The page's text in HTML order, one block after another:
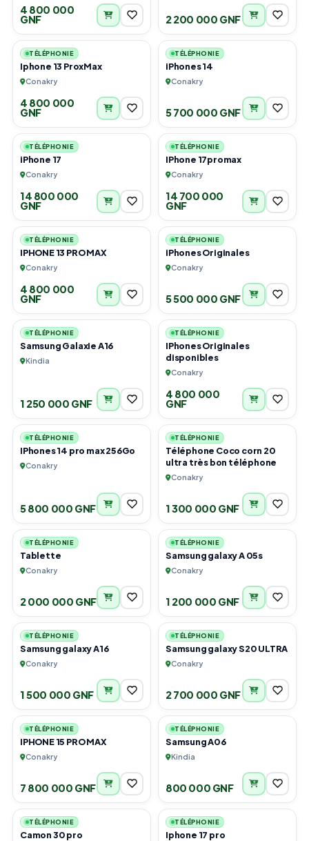
4 800 000
GNF 2 200 000 GNF
1
TÉLÉPHONIE
Iphone 13 ProxMax
Conakry
4 800 000
GNF
2
TÉLÉPHONIE
iPhones 14
Conakry
5 700 000 GNF
2
TÉLÉPHONIE
iPhone 17
Conakry
14 800 000
GNF
1
TÉLÉPHONIE
IPhone 17promax
Conakry
14 700 000
GNF
1
TÉLÉPHONIE
IPHONE 13 PRO MAX
Conakry
4 800 000
GNF
5
TÉLÉPHONIE
iPhones Originales
Conakry
5 500 000 GNF
2
TÉLÉPHONIE
Samsung Galaxie A16
Kindia
1 250 000 GNF
2
TÉLÉPHONIE
IPhones Originales
disponibles
Conakry
4 800 000
GNF
4
TÉLÉPHONIE
IPhones 14 pro max 256Go
Conakry
5 800 000 GNF
3
TÉLÉPHONIE
Téléphone Coco corn 20
ultra très bon téléphone
Conakry
1 300 000 GNF
3
TÉLÉPHONIE
Tablette
Conakry
2 000 000 GNF
1
TÉLÉPHONIE
Samsung galaxy A 05s
Conakry
1 200 000 GNF
1
TÉLÉPHONIE
Samsung galaxy A16
Conakry
1 500 000 GNF
1
TÉLÉPHONIE
Samsung galaxy S20 ULTRA
Conakry
2 700 000 GNF
1
TÉLÉPHONIE
IPHONE 15 PRO MAX
Conakry
7 800 000 GNF
3
TÉLÉPHONIE
Samsung A06
Kindia
800 000 GNF
3
TÉLÉPHONIE
Camon 30 pro
1
TÉLÉPHONIE
Iphone 17 pro